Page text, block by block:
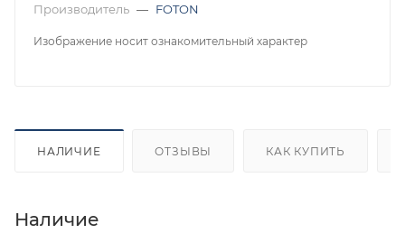
Производитель — FOTON
Изображение носит ознакомительный характер
НАЛИЧИЕ ОТЗЫВЫ КАК КУПИТЬ
Наличие